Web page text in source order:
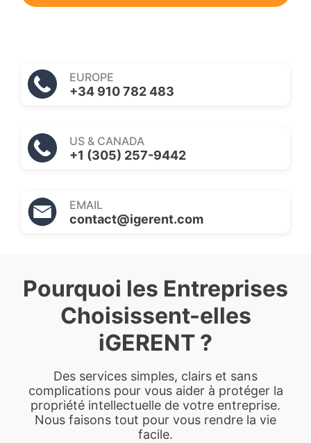
EUROPE
+34 910 782 483
US & CANADA
+1 (305) 257-9442
EMAIL
contact@igerent.com
Pourquoi les Entreprises
Choisissent-elles
iGERENT ?
Des services simples, clairs et sans
complications pour vous aider à protéger la
propriété intellectuelle de votre entreprise.
Nous faisons tout pour vous rendre la vie
facile.